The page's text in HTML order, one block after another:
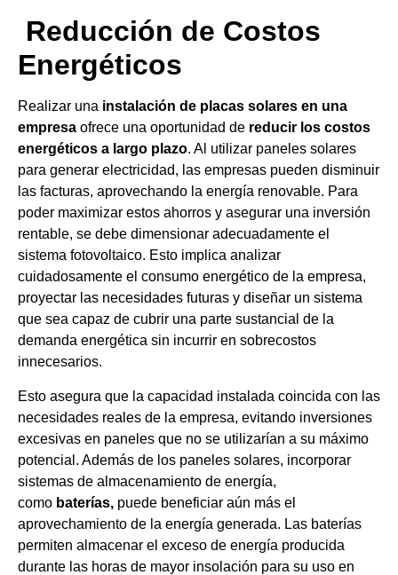
Reducción de Costos
Energéticos
Realizar una instalación de placas solares en una
empresa ofrece una oportunidad de reducir los costos
energéticos a largo plazo. Al utilizar paneles solares
para generar electricidad, las empresas pueden disminuir
las facturas, aprovechando la energía renovable. Para
poder maximizar estos ahorros y asegurar una inversión
rentable, se debe dimensionar adecuadamente el
sistema fotovoltaico. Esto implica analizar
cuidadosamente el consumo energético de la empresa,
proyectar las necesidades futuras y diseñar un sistema
que sea capaz de cubrir una parte sustancial de la
demanda energética sin incurrir en sobrecostos
innecesarios.
Esto asegura que la capacidad instalada coincida con las
necesidades reales de la empresa, evitando inversiones
excesivas en paneles que no se utilizarían a su máximo
potencial. Además de los paneles solares, incorporar
sistemas de almacenamiento de energía,
como baterías, puede beneficiar aún más el
aprovechamiento de la energía generada. Las baterías
permiten almacenar el exceso de energía producida
durante las horas de mayor insolación para su uso en